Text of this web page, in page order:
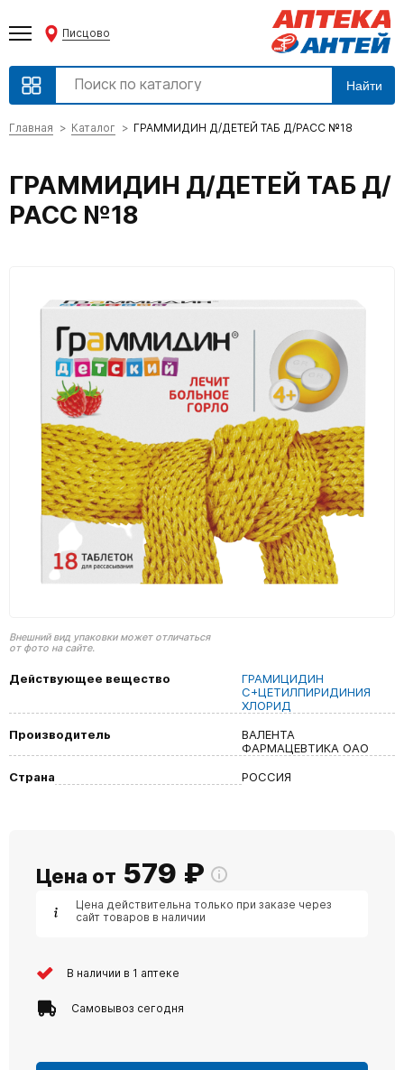
Писцово
Найти
Главная Каталог ГРАММИДИН Д/ДЕТЕЙ ТАБ Д/РАСС №18
ГРАММИДИН Д/ДЕТЕЙ ТАБ Д/
РАСС №18
Внешний вид упаковки может отличаться
от фото на сайте.
Действующее вещество
ГРАМИЦИДИН
С+ЦЕТИЛПИРИДИНИЯ
ХЛОРИД
Производитель
ВАЛЕНТА
ФАРМАЦЕВТИКА ОАО
Страна
РОССИЯ
Цена от 579 ₽
Цена действительна только при заказе через
сайт товаров в наличии
В наличии в 1 аптеке
Самовывоз сегодня